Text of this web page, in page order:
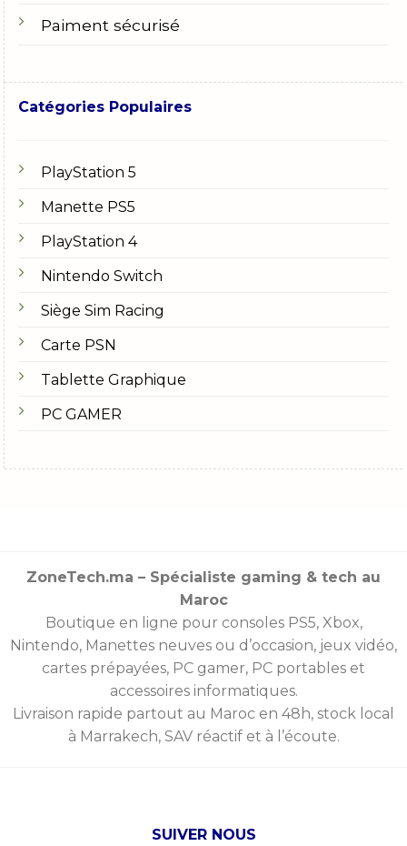
Paiment sécurisé
Catégories Populaires
PlayStation 5
Manette PS5
PlayStation 4
Nintendo Switch
Siège Sim Racing
Carte PSN
Tablette Graphique
PC GAMER
ZoneTech.ma – Spécialiste gaming & tech au
Maroc
Boutique en ligne pour consoles PS5, Xbox,
Nintendo, Manettes neuves ou d’occasion, jeux vidéo,
cartes prépayées, PC gamer, PC portables et
accessoires informatiques.
Livraison rapide partout au Maroc en 48h, stock local
à Marrakech, SAV réactif et à l’écoute.
SUIVER NOUS